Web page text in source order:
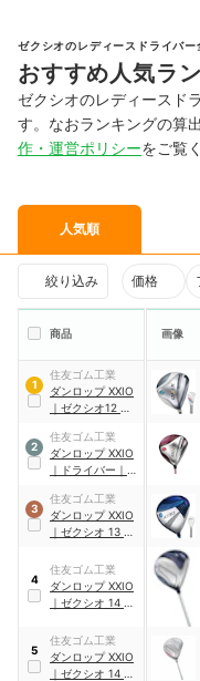
ゼクシオのレディースドライバー
おすすめ人気ラ
ゼクシオのレディースド
す。なおランキングの算
作・運営ポリシーをご覧
人気順
絞り込み 価格
商品 画像
1
住友ゴム工業
ダンロップ XXIO
｜ ゼクシオ12 レ
ー
2
住友ゴム工業
ダンロップ XXIO
｜ ドライバー ｜
3
住友ゴム工業
ダンロップ XXIO
｜ ゼクシオ 13 レ
4
住友ゴム工業
ダンロップ XXIO
｜ ゼクシオ 14 レ
5
住友ゴム工業
ダンロップ XXIO
｜ ゼクシオ 14 レ